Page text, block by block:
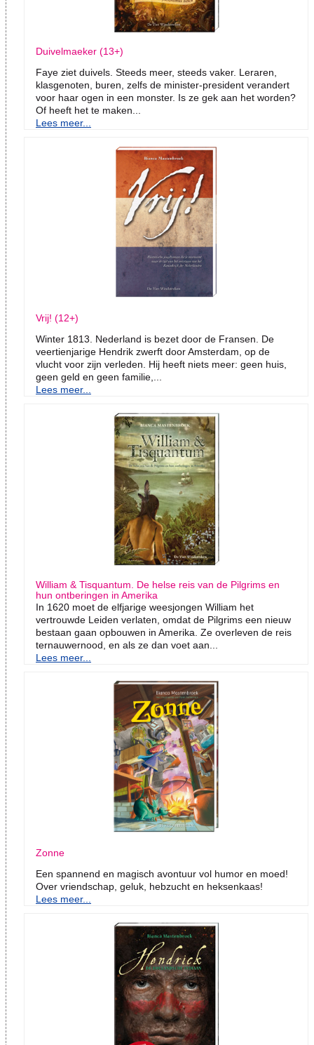
Duivelmaeker (13+)
Faye ziet duivels. Steeds meer, steeds vaker. Leraren,
klasgenoten, buren, zelfs de minister-president verandert
voor haar ogen in een monster. Is ze gek aan het worden?
Of heeft het te maken...
Lees meer...
Vrij! (12+)
Winter 1813. Nederland is bezet door de Fransen. De
veertienjarige Hendrik zwerft door Amsterdam, op de
vlucht voor zijn verleden. Hij heeft niets meer: geen huis,
geen geld en geen familie,...
Lees meer...
William & Tisquantum. De helse reis van de Pilgrims en
hun ontberingen in Amerika
In 1620 moet de elfjarige weesjongen William het
vertrouwde Leiden verlaten, omdat de Pilgrims een nieuw
bestaan gaan opbouwen in Amerika. Ze overleven de reis
ternauwernood, en als ze dan voet aan...
Lees meer...
Zonne
Een spannend en magisch avontuur vol humor en moed!
Over vriendschap, geluk, hebzucht en heksenkaas!
Lees meer...